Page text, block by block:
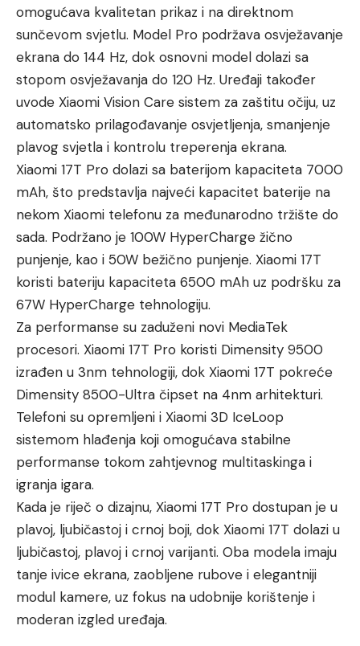
omogućava kvalitetan prikaz i na direktnom
sunčevom svjetlu. Model Pro podržava osvježavanje
ekrana do 144 Hz, dok osnovni model dolazi sa
stopom osvježavanja do 120 Hz. Uređaji također
uvode Xiaomi Vision Care sistem za zaštitu očiju, uz
automatsko prilagođavanje osvjetljenja, smanjenje
plavog svjetla i kontrolu treperenja ekrana.
Xiaomi 17T Pro dolazi sa baterijom kapaciteta 7000
mAh, što predstavlja najveći kapacitet baterije na
nekom Xiaomi telefonu za međunarodno tržište do
sada. Podržano je 100W HyperCharge žično
punjenje, kao i 50W bežično punjenje. Xiaomi 17T
koristi bateriju kapaciteta 6500 mAh uz podršku za
67W HyperCharge tehnologiju.
Za performanse su zaduženi novi MediaTek
procesori. Xiaomi 17T Pro koristi Dimensity 9500
izrađen u 3nm tehnologiji, dok Xiaomi 17T pokreće
Dimensity 8500-Ultra čipset na 4nm arhitekturi.
Telefoni su opremljeni i Xiaomi 3D IceLoop
sistemom hlađenja koji omogućava stabilne
performanse tokom zahtjevnog multitaskinga i
igranja igara.
Kada je riječ o dizajnu, Xiaomi 17T Pro dostupan je u
plavoj, ljubičastoj i crnoj boji, dok Xiaomi 17T dolazi u
ljubičastoj, plavoj i crnoj varijanti. Oba modela imaju
tanje ivice ekrana, zaobljene rubove i elegantniji
modul kamere, uz fokus na udobnije korištenje i
moderan izgled uređaja.